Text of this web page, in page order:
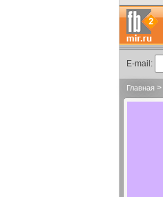
E-mail:
Главная >